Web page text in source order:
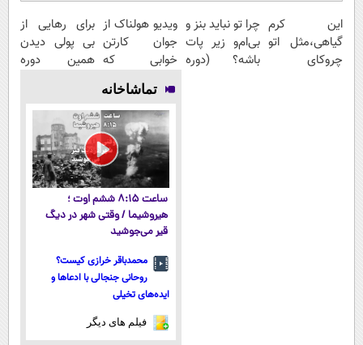
این کرم
گیاهی،مثل اتو
چروکای
چرا تو نباید بنز و
بی‌ام‌و زیر پات
باشه؟ (دوره
ویدیو هولناک از
جوان کارتن
خوابی که
میلیاردر شد.
آموزش رایگان
برای رهایی از
بی پولی دیدن
همین دوره
کن)
تماشاخانه
ساعت ۸:۱۵ ششم اوت ؛
هیروشیما / وقتی شهر در دیگ
قیر می‌جوشید
محمدباقر خرازی کیست؟
روحانی جنجالی با ادعاها و
ایده‌های تخیلی
فیلم های دیگر